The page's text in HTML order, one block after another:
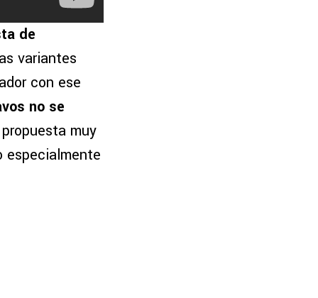
de
variantes
con ese
no se
muy
especialmente